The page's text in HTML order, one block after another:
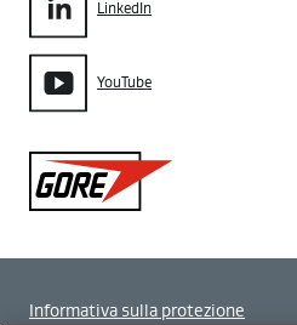
LinkedIn
YouTube
Gore
Informativa sulla protezione